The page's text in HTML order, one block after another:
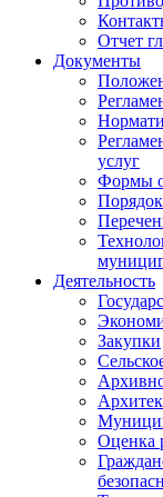
Отчет
Документы
услуг
Формы
Деятельность
Закупки
Оценка